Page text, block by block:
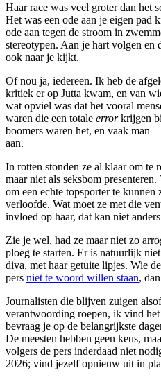
Haar race was veel groter dan het
Het was een ode aan je eigen pad
ode aan tegen de stroom in
stereotypen. Aan je hart volgen en
ook naar je kijkt.
Of nou ja, iedereen. Ik heb de
kritiek er op Jutta kwam, en van
wat opviel was dat het vooral
waren die een totale errorkrijgen
boomers waren het, en vaak man
aan.
In rotten stonden ze al klaar om te
maar niet als seksbom
om een echte topsporter te
verloofde. Wat moet ze met die
invloed op haar, dat kan niet
Zie je wel, had ze maar niet zo
ploeg te starten. Er is natuurlijk
diva, met haar getuite lipjes. Wie
pers niet te woord willen staan,
Journalisten die blijven zuigen
verantwoording roepen, ik vind
bevraag je op de belangrijkste
De meesten hebben geen keus,
volgers de pers inderdaad niet
2026; vind jezelf opnieuw uit in